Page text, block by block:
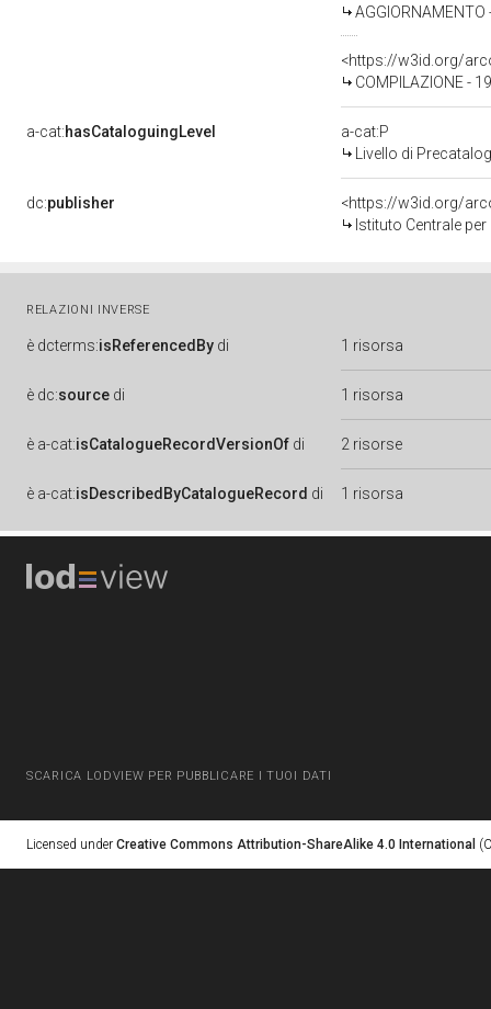
AGGIORNAMENTO
<https://w3id.org/
COMPILAZIONE -
a-cat:hasCataloguingLevel
a-cat:P
Livello di
dc:publisher
<https://w3id.org/
Istituto Centrale
RELAZIONI INVERSE
è dcterms:isReferencedBy di 1 risorsa
è dc:source di 1 risorsa
è a-cat:isCatalogueRecordVersionOf di 2 risorse
è a-cat:isDescribedByCatalogueRecord di 1 risorsa
SCARICA LODVIEW PER PUBBLICARE I TUOI DATI
Licensed under Creative Commons Attribution-ShareAlike 4.0 International